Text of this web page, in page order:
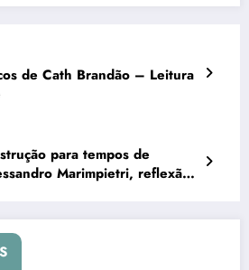
de Cath Brandão – Leitura
para tempos de
Marimpietri, reflexão